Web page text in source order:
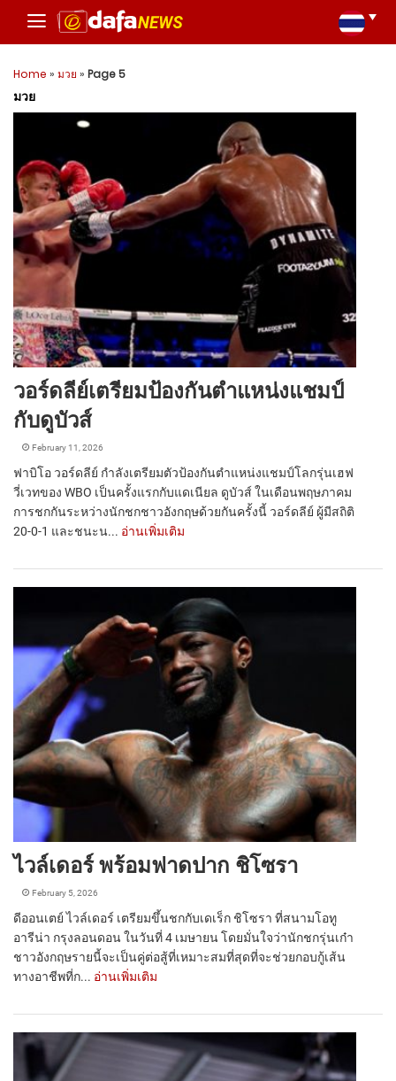
Home » มวย » Page 5
มวย
วอร์ดลีย์เตรียมป้องกันตำแหน่งแชมป์
กับดูบัวส์
February 11, 2026
ฟาบิโอ วอร์ดลีย์ กำลังเตรียมตัวป้องกันตำแหน่งแชมป์โลกรุ่นเฮฟ
วี่เวทของ WBO เป็นครั้งแรกกับแดเนียล ดูบัวส์ ในเดือนพฤษภาคม
การชกกันระหว่างนักชกชาวอังกฤษด้วยกันครั้งนี้ วอร์ดลีย์ ผู้มีสถิติ
20-0-1 และชนะน... อ่านเพิ่มเติม
ไวล์เดอร์ พร้อมฟาดปาก ชิโซรา
February 5, 2026
ดีออนเตย์ ไวล์เดอร์ เตรียมขึ้นชกกับเดเร็ก ชิโซรา ที่สนามโอทู
อารีน่า กรุงลอนดอน ในวันที่ 4 เมษายน โดยมั่นใจว่านักชกรุ่นเก๋า
ชาวอังกฤษรายนี้จะเป็นคู่ต่อสู้ที่เหมาะสมที่สุดที่จะช่วยกอบกู้เส้น
ทางอาชีพที่ก... อ่านเพิ่มเติม